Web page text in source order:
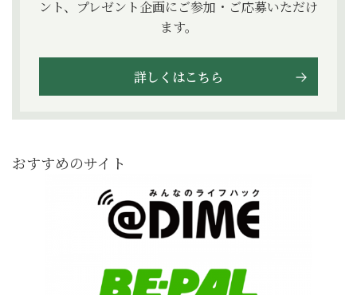
ント、プレゼント企画にご参加・ご応募いただけ
ます。
詳しくはこちら
おすすめのサイト